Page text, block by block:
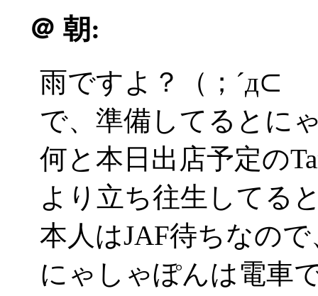
＠ 朝:
雨ですよ？（；´д⊂
で、準備してるとに
何と本日出店予定の
より立ち往生してる
本人はJAF待ちなの
にゃしゃぽんは電車